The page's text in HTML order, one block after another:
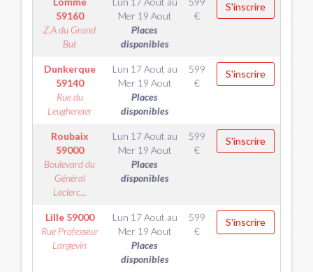
59160
Z.A du Grand
But
Mer 19 Aout
Places
disponibles
€
S'inscrire
Dunkerque
59140
Rue du
Leughenaer
Lun 17 Aout au
Mer 19 Aout
Places
disponibles
599
€
S'inscrire
Roubaix
59000
Boulevard du
Général
Leclerc...
Lun 17 Aout au
Mer 19 Aout
Places
disponibles
599
€
S'inscrire
Lille 59000
Rue Professeur
Langevin
Lun 17 Aout au
Mer 19 Aout
Places
disponibles
599
€
S'inscrire